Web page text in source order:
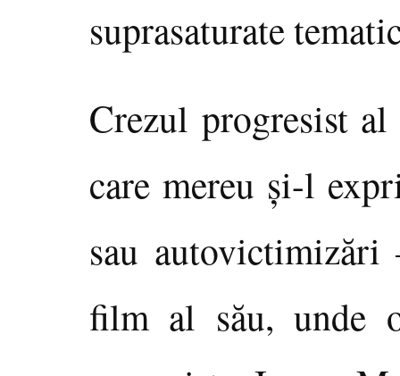
suprasaturate
Crezul progresist
care mereu şi-l
sau
film al său, unde